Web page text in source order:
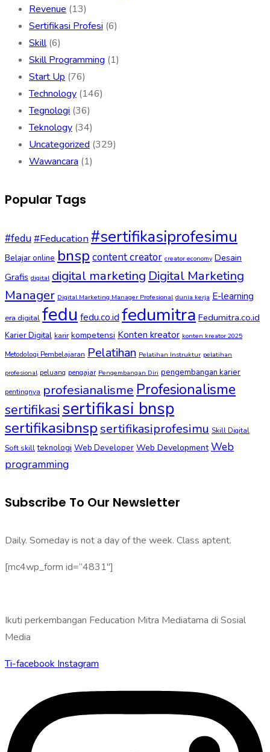
Revenue (13)
Sertifikasi Profesi (6)
Skill(6)
Skill Programming (1)
Start Up (76)
Technology (146)
Tegnologi (36)
Teknology (34)
Uncategorized (329)
Wawancara (1)
Popular Tags
#fedu#Feducation#sertifikasiprofesimu
Belajar online bnsp content creator creator economy Desain
Grafis digital digital marketing Digital Marketing
Manager Digital Marketing Manager Profesional dunia kerja E-learning
era digital fedu fedu.co.id fedumitra Fedumitra.co.id
Karier Digital karir kompetensi Konten kreator konten kreator 2025
Metodologi Pembelajaran Pelatihan Pelatihan Instruktur pelatihan
profesional peluang pengajar Pengembangan Diri pengembangan karier
pentingnya profesianalisme Profesionalisme
sertifikasi sertifikasi bnsp
sertifikasibnsp sertifikasiprofesimu Skill Digital
Soft skill teknologi Web Developer Web Development Web
programming
Subscribe To Our Newsletter
Daily. Someday is not a day of the week. Class aptent.
[mc4wp_form id=”4831″]
Ikuti perkembangan Feducation Mitra Mediatama di Sosial
Media
Ti-facebook Instagram